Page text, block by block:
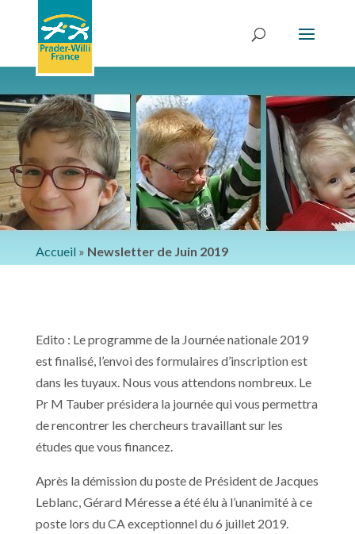
Accueil » Newsletter de Juin 2019
Edito : Le programme de la Journée nationale 2019
est finalisé, l’envoi des formulaires d’inscription est
dans les tuyaux. Nous vous attendons nombreux. Le
Pr M Tauber présidera la journée qui vous permettra
de rencontrer les chercheurs travaillant sur les
études que vous financez.
Après la démission du poste de Président de Jacques
Leblanc, Gérard Méresse a été élu à l’unanimité à ce
poste lors du CA exceptionnel du 6 juillet 2019.